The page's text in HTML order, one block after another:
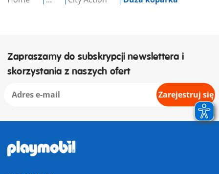
Zapraszamy do subskrypcji newslettera i
skorzystania z naszych ofert
Zarejestruj się